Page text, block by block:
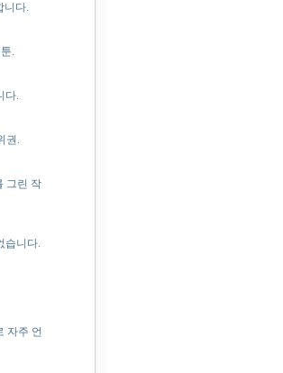
니다.
.
다.
권.
그린 작
습니다.
자주 언